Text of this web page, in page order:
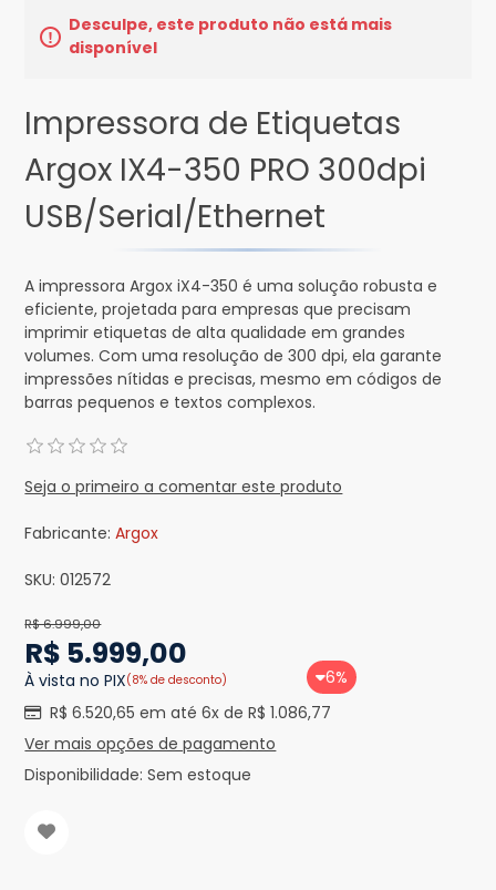
Desculpe, este produto não está mais
disponível
Impressora de Etiquetas
Argox IX4-350 PRO 300dpi
USB/Serial/Ethernet
A impressora Argox iX4-350 é uma solução robusta e
eficiente, projetada para empresas que precisam
imprimir etiquetas de alta qualidade em grandes
volumes. Com uma resolução de 300 dpi, ela garante
impressões nítidas e precisas, mesmo em códigos de
barras pequenos e textos complexos.
Seja o primeiro a comentar este produto
Fabricante: Argox
SKU: 012572
R$ 6.999,00
R$ 5.999,00
À vista no PIX(8% de desconto)
R$ 6.520,65 em até 6x de R$ 1.086,77
Ver mais opções de pagamento
6%
Disponibilidade: Sem estoque